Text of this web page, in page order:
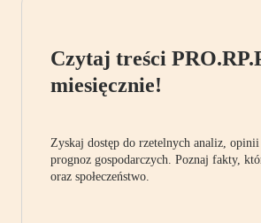
Czytaj treści
miesięcznie!
Zyskaj dostęp do rzetelnych analiz,
prognoz gospodarczych. Poznaj fakty,
oraz społeczeństwo.